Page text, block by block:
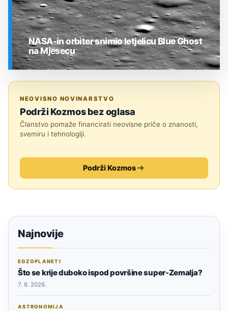
NASA-in orbiter snimio letjelicu Blue Ghost
na Mjesecu
NEOVISNO NOVINARSTVO
Podrži Kozmos bez oglasa
Članstvo pomaže financirati neovisne priče o znanosti,
svemiru i tehnologiji.
Podrži Kozmos
Najnovije
EGZOPLANETI
Što se krije duboko ispod površine super-Zemalja?
7. 8. 2026.
ASTRONOMIJA